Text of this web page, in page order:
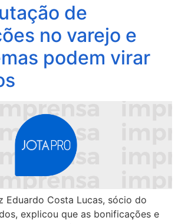
de
no varejo e
podem virar
Eduardo Costa Lucas, sócio do
explicou que as bonificações e